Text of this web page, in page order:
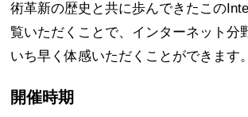
術革新の歴史と共に歩んできたこの
覧いただくことで、インターネット分
いち早く体感いただくことができます。
開催時期